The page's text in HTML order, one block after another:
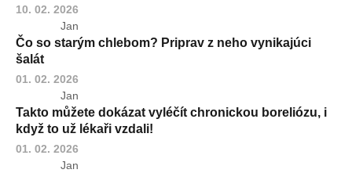
10. 02. 2026
Jan
Čo so starým chlebom? Priprav z neho vynikajúci
šalát
01. 02. 2026
Jan
Takto můžete dokázat vyléčít chronickou boreliózu, i
když to už lékaři vzdali!
01. 02. 2026
Jan